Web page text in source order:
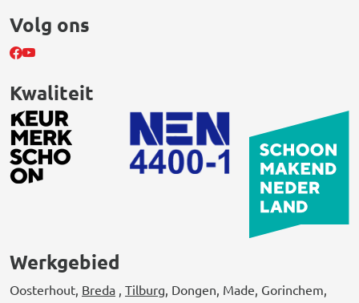
Volg ons
Kwaliteit
Werkgebied
Oosterhout, Breda Tilburg , Dongen, Made, Gorinchem,